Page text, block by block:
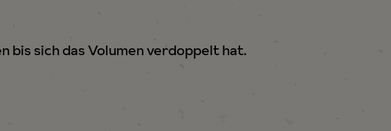
bis sich das Volumen verdoppelt hat.